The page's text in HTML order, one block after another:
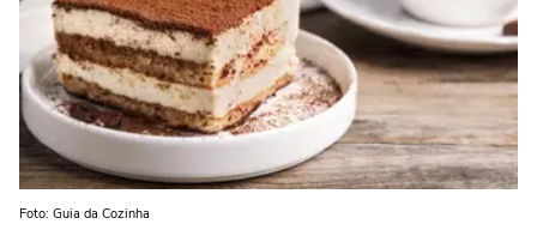
Foto: Guia da Cozinha